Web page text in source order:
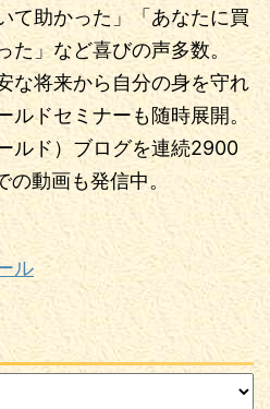
て助かった」「あなたに買
た」など喜びの声多数。
な将来から自分の身を守れ
ルドセミナーも随時展開。
ルド）ブログを連続2900
動画も発信中。
ル